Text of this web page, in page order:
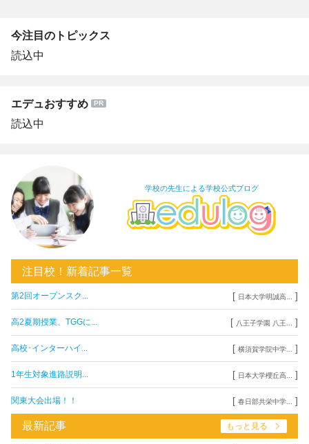
今注目のトピックス
読込中
エデュおすすめ
読込中
学校の先生による学校公式ブログ
注目校！新着記事一覧
第2回オープンスク... [ 日本大学明誠高... ]
高2夏期授業、TGGに... [ 八王子学園 八王... ]
高校･インターハイ... [ 横須賀学院中学... ]
1年生対象進路説明... [ 日本大学櫻丘高... ]
関東大会出場！！ [ 春日部共栄中学... ]
最新記事 もっと見る